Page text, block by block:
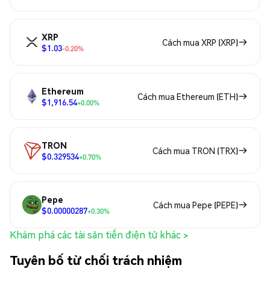
XRP
$1.03-0.20%
Cách mua XRP (XRP)
Ethereum
$1,916.54+0.00%
Cách mua Ethereum (ETH)
TRON
$0.329534+0.70%
Cách mua TRON (TRX)
Pepe
$0.00000287+0.30%
Cách mua Pepe (PEPE)
Khám phá các tài sản tiền điện tử khác >
Tuyên bố từ chối trách nhiệm